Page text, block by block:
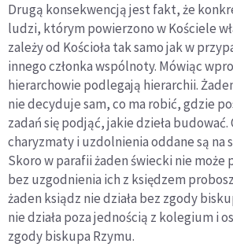
Drugą konsekwencją jest fakt, że
ludzi, którym powierzono w Kościele
zależy od Kościoła tak samo jak w
innego członka wspólnoty. Mówiąc
hierarchowie podlegają hierarchii.
nie decyduje sam, co ma robić, gdzie
zadań się podjąć, jakie dzieła
charyzmaty i uzdolnienia oddane są na
Skoro w parafii żaden świecki nie może
bez uzgodnienia ich z księdzem
żaden ksiądz nie działa bez zgody
nie działa poza jednością z kolegium i
zgody biskupa Rzymu.